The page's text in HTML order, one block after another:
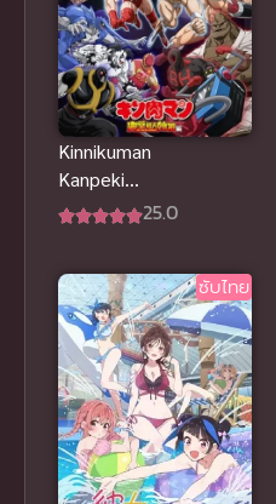
Kinnikuman
Kanpeki
Choujin Shiso
25.0
ซับไทย